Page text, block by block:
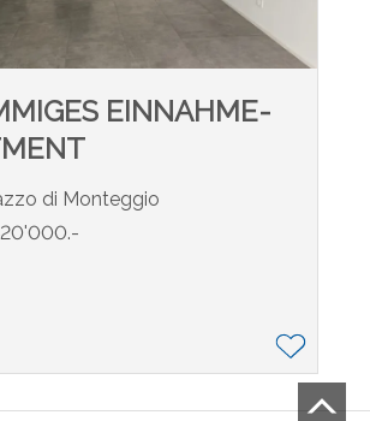
EINNAHME-
di Monteggio